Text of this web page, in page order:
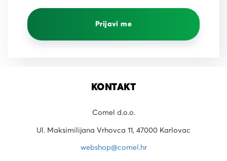
Prijavi me
KONTAKT
Comel d.o.o.
Ul. Maksimilijana Vrhovca 11, 47000 Karlovac
webshop@comel.hr